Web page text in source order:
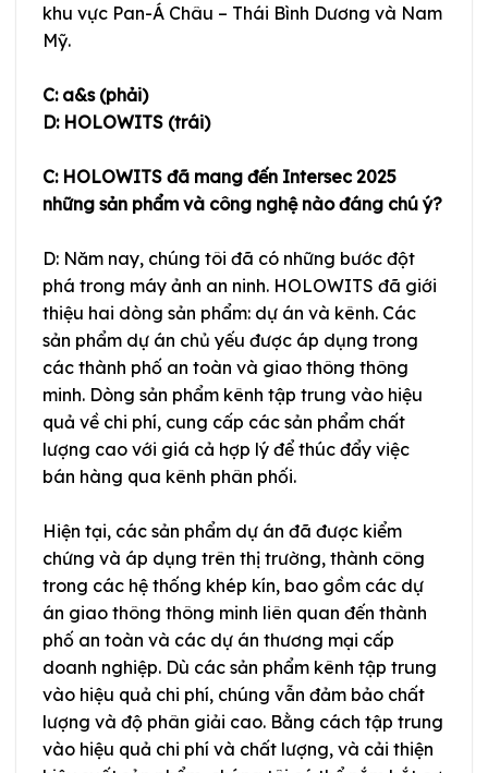
khu vực Pan-Á Châu – Thái Bình Dương và Nam
Mỹ.
C: a&s (phải)
D: HOLOWITS (trái)
C: HOLOWITS đã mang đến Intersec 2025
những sản phẩm và công nghệ nào đáng chú ý?
D: Năm nay, chúng tôi đã có những bước đột
phá trong máy ảnh an ninh. HOLOWITS đã giới
thiệu hai dòng sản phẩm: dự án và kênh. Các
sản phẩm dự án chủ yếu được áp dụng trong
các thành phố an toàn và giao thông thông
minh. Dòng sản phẩm kênh tập trung vào hiệu
quả về chi phí, cung cấp các sản phẩm chất
lượng cao với giá cả hợp lý để thúc đẩy việc
bán hàng qua kênh phân phối.
Hiện tại, các sản phẩm dự án đã được kiểm
chứng và áp dụng trên thị trường, thành công
trong các hệ thống khép kín, bao gồm các dự
án giao thông thông minh liên quan đến thành
phố an toàn và các dự án thương mại cấp
doanh nghiệp. Dù các sản phẩm kênh tập trung
vào hiệu quả chi phí, chúng vẫn đảm bảo chất
lượng và độ phân giải cao. Bằng cách tập trung
vào hiệu quả chi phí và chất lượng, và cải thiện